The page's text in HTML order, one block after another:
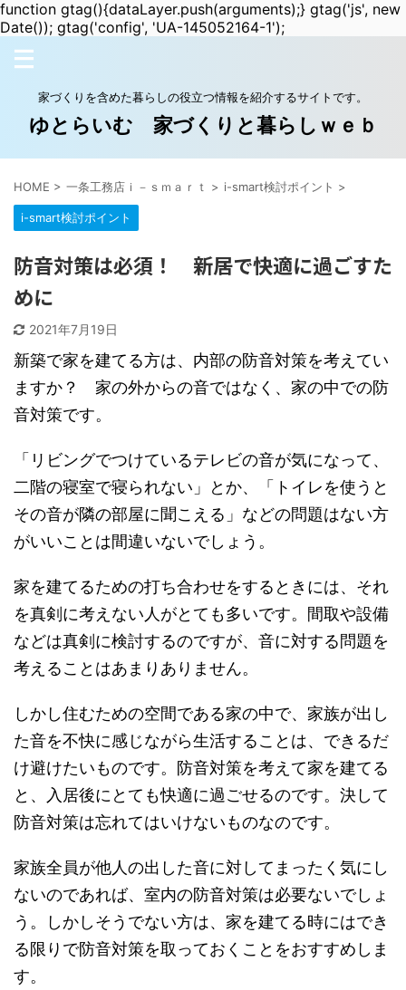
function gtag(){dataLayer.push(arguments);} gtag('js', new
Date()); gtag('config', 'UA-145052164-1');
家づくりを含めた暮らしの役立つ情報を紹介するサイトです。
ゆとらいむ 家づくりと暮らしｗｅｂ
HOME > 一条工務店ｉ－ｓｍａｒｔ > i-smart検討ポイント >
i-smart検討ポイント
防音対策は必須！ 新居で快適に過ごすた
めに
2021年7月19日
新築で家を建てる方は、内部の防音対策を考えてい
ますか？ 家の外からの音ではなく、家の中での防
音対策です。
「リビングでつけているテレビの音が気になって、
二階の寝室で寝られない」とか、「トイレを使うと
その音が隣の部屋に聞こえる」などの問題はない方
がいいことは間違いないでしょう。
家を建てるための打ち合わせをするときには、それ
を真剣に考えない人がとても多いです。間取や設備
などは真剣に検討するのですが、音に対する問題を
考えることはあまりありません。
しかし住むための空間である家の中で、家族が出し
た音を不快に感じながら生活することは、できるだ
け避けたいものです。防音対策を考えて家を建てる
と、入居後にとても快適に過ごせるのです。決して
防音対策は忘れてはいけないものなのです。
家族全員が他人の出した音に対してまったく気にし
ないのであれば、室内の防音対策は必要ないでしょ
う。しかしそうでない方は、家を建てる時にはでき
る限りで防音対策を取っておくことをおすすめしま
す。